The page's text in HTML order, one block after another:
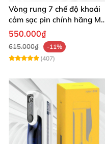
Vòng rung 7 chế độ khoái
cảm sạc pin chính hãng Mỹ
cực phê
550.000₫
615.000₫
-11%
(407)